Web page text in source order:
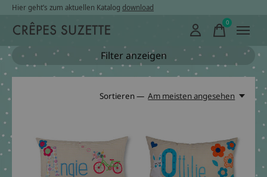
Hier geht’s zum aktuellen Katalog download
0items
Filter anzeigen
Sortieren — Am meisten angesehen